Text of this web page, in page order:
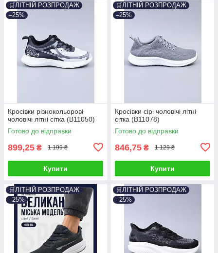
🛒ЛІТНІЙ РОЗПРОДАЖ
–25%
Кросівки різнокольорові
чоловічі літні сітка (B11050)
Готово до відправки
899,25 ₴ 1 199 ₴
Купити
🛒ЛІТНІЙ РОЗПРОДАЖ
–25%
Кросівки сірі чоловічі літні
сітка (B11078)
Готово до відправки
846,75 ₴ 1 129 ₴
Купити
🛒ЛІТНІЙ РОЗПРОДАЖ
–25%
🛒ЛІТНІЙ РОЗПРОДАЖ
–25%